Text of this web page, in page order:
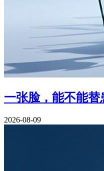
一张脸，能不能
2026-08-09